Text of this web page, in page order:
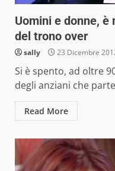
Uomini e donne, è
del trono over
sally 23 Dicembre
Si è spento, ad oltre
degli anziani che
Read More